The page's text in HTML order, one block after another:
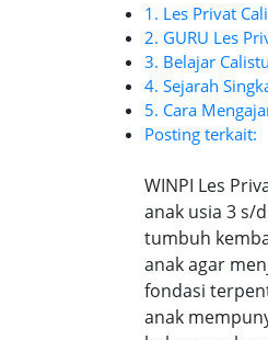
1. Les Privat
2. GURU Les
3. Belajar
4. Sejarah
5. Cara
Posting terkait:
WINPI Les
anak usia 3 s/
tumbuh
anak agar
fondasi
anak